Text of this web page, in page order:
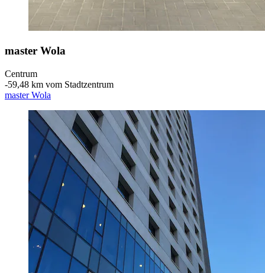
master Wola
Centrum
‐59,48 km vom Stadtzentrum
master Wola